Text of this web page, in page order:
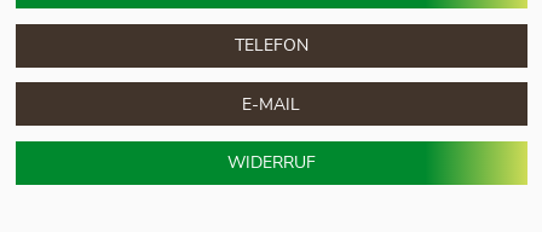
TELEFON
E-MAIL
WIDERRUF